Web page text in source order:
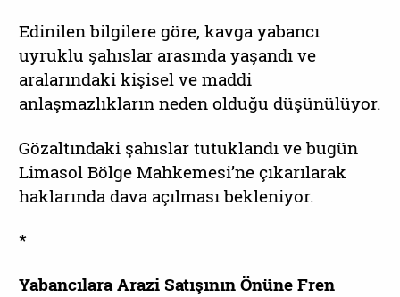
Edinilen bilgilere göre, kavga yabancı
uyruklu şahıslar arasında yaşandı ve
aralarındaki kişisel ve maddi
anlaşmazlıkların neden olduğu düşünülüyor.
Gözaltındaki şahıslar tutuklandı ve bugün
Limasol Bölge Mahkemesi’ne çıkarılarak
haklarında dava açılması bekleniyor.
*
Yabancılara Arazi Satışının Önüne Fren